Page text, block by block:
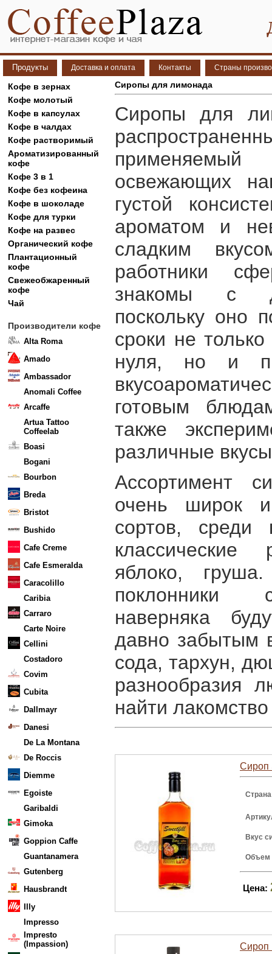
Продукты Доставка и оплата Контакты Страны
Кофе в зернах
Кофе молотый
Кофе в капсулах
Кофе в чалдах
Кофе растворимый
Ароматизированный
кофе
Кофе 3 в 1
Кофе без кофеина
Кофе в шоколаде
Кофе для турки
Кофе на развес
Органический кофе
Плантационный
кофе
Свежеобжаренный
кофе
Чай
Производители кофе
Alta Roma
Amado
Ambassador
Anomali Coffee
Arcaffe
Artua Tattoo
Coffeelab
Boasi
Bogani
Bourbon
Breda
Bristot
Bushido
Cafe Creme
Cafe Esmeralda
Caracolillo
Caribia
Carraro
Carte Noire
Cellini
Costadoro
Covim
Cubita
Dallmayr
Danesi
De La Montana
De Roccis
Diemme
Egoiste
Garibaldi
Gimoka
Goppion Caffe
Guantanamera
Gutenberg
Hausbrandt
Illy
Impresso
Impresto
(Impassion)
Сиропы для лимонада
Сиропы для
освежающих
густой
ароматом и
сладким
работники
знакомы с
поскольку оно
сроки не
нуля, но и
готовым
также
различные
Ассортимент
очень широк
сортов, среди
классические
яблоко,
поклонники
наверняка
давно забытым
сода, тархун,
разнообразия
найти
Сироп
Вкус
Объем
Цена:
Сироп